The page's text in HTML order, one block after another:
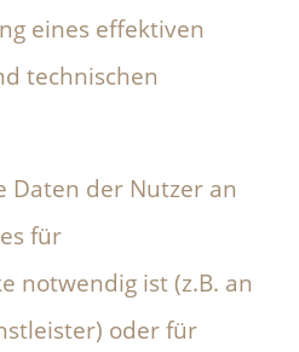
eines effektiven
technischen
der Nutzer an
für
notwendig ist (z.B. an
oder für